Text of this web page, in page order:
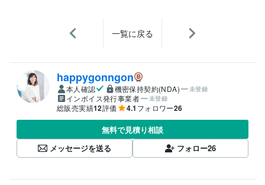
一覧に戻る
happygonngon
本人確認 機密保持契約(NDA) 未登録
インボイス発行事業者 未登録
総販売実績12評価 4.1 フォロワー26
無料で見積り相談
メッセージを送る
フォロー26